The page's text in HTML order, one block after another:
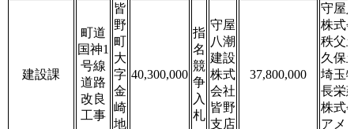
建設課
町道
国神1
号線
道路
改良
工事
皆
野
町
大
字
金
崎
地
40,300,000
指
名
競
争
入
札
守屋
八潮
建設
株式
会社
皆野
支店
37,800,000
守屋
株式
秩父
久保
埼玉
長栄
株式
アメ